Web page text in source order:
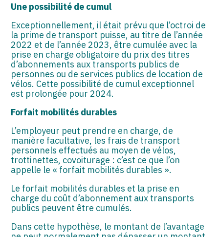
Une possibilité de cumul
Exceptionnellement, il était prévu que l’octroi de
la prime de transport puisse, au titre de l’année
2022 et de l’année 2023, être cumulée avec la
prise en charge obligatoire du prix des titres
d’abonnements aux transports publics de
personnes ou de services publics de location de
vélos. Cette possibilité de cumul exceptionnel
est prolongée pour 2024.
Forfait mobilités durables
L’employeur peut prendre en charge, de
manière facultative, les frais de transport
personnels effectués au moyen de vélos,
trottinettes, covoiturage : c’est ce que l’on
appelle le « forfait mobilités durables ».
Le forfait mobilités durables et la prise en
charge du coût d’abonnement aux transports
publics peuvent être cumulés.
Dans cette hypothèse, le montant de l’avantage